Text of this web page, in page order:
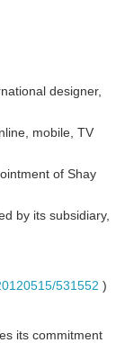
designer,
mobile, TV
of Shay
by its subsidiary,
531552 )
its commitment